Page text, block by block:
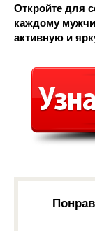
Откройте для
каждому
активную и